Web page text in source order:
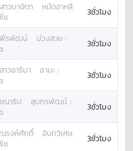
าวบาษิตา
หมัดอาหลี
ช 3ชั่วโมง
พีรพัฒน์ ม่วงสวย :
3ชั่วโมง
าวอารีนา อามะ :
3ชั่วโมง
ณาธิป สุนทรพัฒน์ :
3ชั่วโมง
รงค์ศักดิ์
อินทวิเศษ
ช 3ชั่วโมง